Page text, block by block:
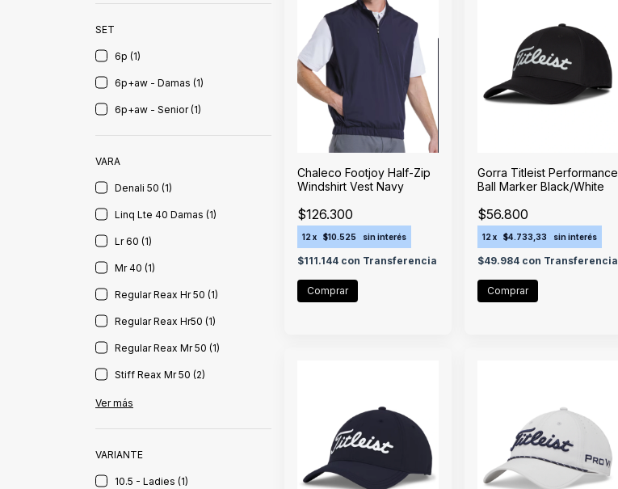
SET
6p (1)
6p+aw - Damas (1)
6p+aw - Senior (1)
VARA
Denali 50 (1)
Linq Lte 40 Damas (1)
Lr 60 (1)
Mr 40 (1)
Regular Reax Hr 50 (1)
Regular Reax Hr50 (1)
Regular Reax Mr 50 (1)
Stiff Reax Mr 50 (2)
Ver más
VARIANTE
10.5 - Ladies (1)
Chaleco Footjoy Half-Zip
Windshirt Vest Navy
$126.300
12 x $10.525 sin interés
$111.144 con Transferencia
Comprar
Gorra Titleist Performance
Ball Marker Black/White
$56.800
12 x $4.733,33 sin interés
$49.984 con Transferencia